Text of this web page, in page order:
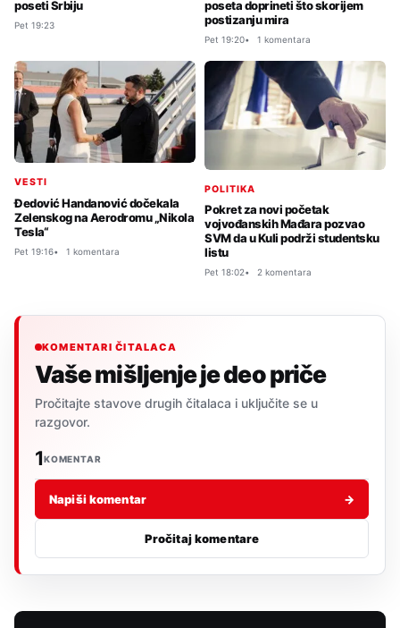
poseti Srbiju
Pet 19:23
poseta doprineti što skorijem
postizanju mira
Pet 19:20 1 komentara
VESTI
Đedović Handanović dočekala
Zelenskog na Aerodromu „Nikola
Tesla“
Pet 19:16 1 komentara
POLITIKA
Pokret za novi početak
vojvođanskih Mađara pozvao
SVM da u Kuli podrži studentsku
listu
Pet 18:02 2 komentara
KOMENTARI ČITALACA
Vaše mišljenje je deo priče
Pročitajte stavove drugih čitalaca i uključite se u
razgovor.
1KOMENTAR
Napiši komentar →
Pročitaj komentare